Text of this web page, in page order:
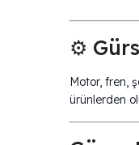
⚙️
Motor, fren,
ürünlerden